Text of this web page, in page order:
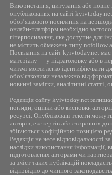
Використання, цитування або повне
опублікованих на сайті
обов’язкового посилання на
онлайн-платформ необхідно
гіперпосилання, яке доступне для
не містить обмежень типу nofollow
Посилання на сайт kyivtoday.net
матеріалу — у підзаголовку або в
читачі могли легко ідентифікувати
обов’язковими незалежно від
новинні замітки, аналітичні статті,
Редакція сайту kyivtoday.net
погляди, оцінки або висновки
ресурсі. Опубліковані тексти
авторів, експертів або сторонніх
збігаються з офіційною позицією
Редакція не несе відповідальності
наслідки використання інформації,
підготовлених авторами чи
за зміст таких публікацій
відповідно до чинного